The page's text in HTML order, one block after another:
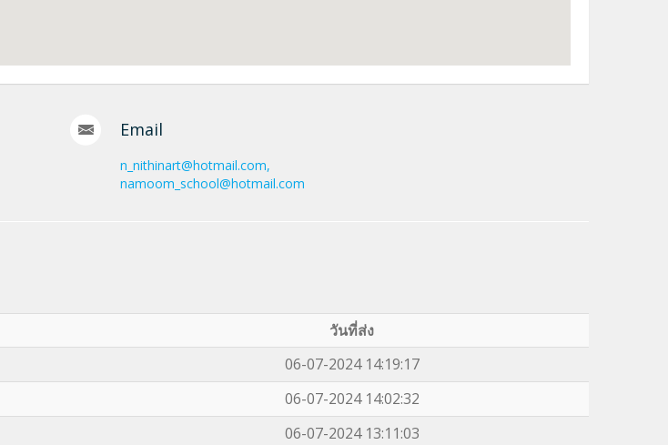
Email
n_nithinart@hotmail.com,
namoom_school@hotmail.com
วันที่ส่ง
06-07-2024 14:19:17
06-07-2024 14:02:32
06-07-2024 13:11:03